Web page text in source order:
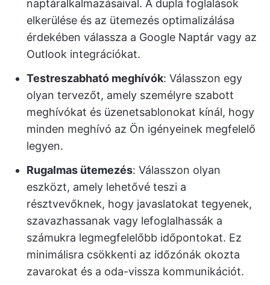
naptáralkalmazásaival. A dupla foglalások
elkerülése és az ütemezés optimalizálása
érdekében válassza a Google Naptár vagy az
Outlook integrációkat.
Testreszabható meghívók: Válasszon egy
olyan tervezőt, amely személyre szabott
meghívókat és üzenetsablonokat kínál, hogy
minden meghívó az Ön igényeinek megfelelő
legyen.
Rugalmas ütemezés: Válasszon olyan
eszközt, amely lehetővé teszi a
résztvevőknek, hogy javaslatokat tegyenek,
szavazhassanak vagy lefoglalhassák a
számukra legmegfelelőbb időpontokat. Ez
minimálisra csökkenti az időzónák okozta
zavarokat és a oda-vissza kommunikációt.